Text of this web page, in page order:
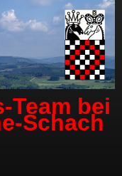
Team bei
Schach